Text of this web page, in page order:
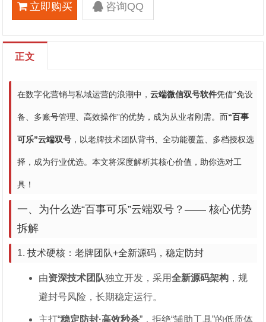
立即购买 咨询QQ
正文
在数字化营销与私域运营的浪潮中，云端微信双号软件凭借“免设
备、多账号管理、高效操作”的优势，成为从业者刚需。而“百事
可乐”云端双号 ，以老牌技术团队背书、全功能覆盖、多档授权选
择，成为行业优选。本文将深度解析其核心价值，助你选对工
具！
一、为什么选“百事可乐”云端双号？—— 核心优势
拆解
1. 技术硬核：老牌团队+全新源码，稳定防封
由资深技术团队独立开发，采用全新源码架构 ，规
避封号风险，长期稳定运行。
主打“稳定防封·高效秒杀”，拒绝“辅助工具”的低质体